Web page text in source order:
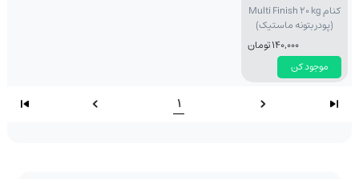
کنام Multi Finish 20 kg
(پودر بتونه ماستیک)
موجود کن
140,000 تومان
1